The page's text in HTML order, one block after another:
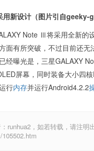
新设计（图片引自geeky-
Note Ⅲ将采用全新的
面有所突破，不过目前还无
经曝光是，三星GALAXY
屏幕，同时装备大小四
行内存并运行Android4.2.2
runhua2，如若转载，请注明